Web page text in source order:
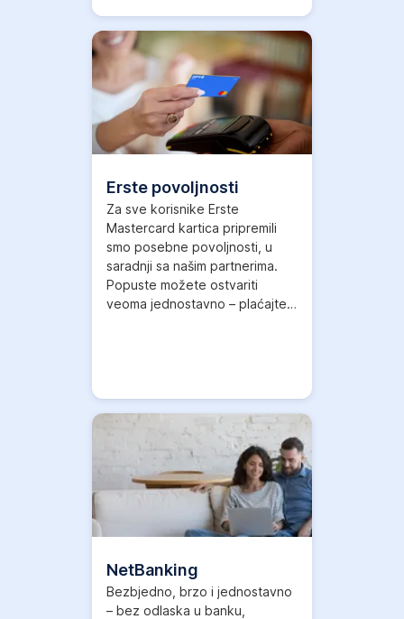
Više informacija
Otvori
u
novom
tabu
Erste povoljnosti
Za sve korisnike Erste
Mastercard kartica pripremili
smo posebne povoljnosti, u
saradnji sa našim partnerima.
Popuste možete ostvariti
veoma jednostavno – plaćajte
novom
NetBanking
Bezbjedno, brzo i jednostavno
– bez odlaska u banku,